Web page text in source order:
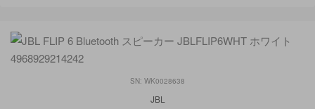
SN: WK0028638
JBL